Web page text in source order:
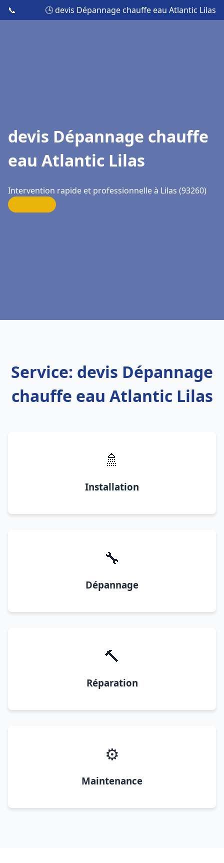
📞 🕒 devis Dépannage chauffe eau Atlantic Lilas
devis Dépannage chauffe
eau Atlantic Lilas
Intervention rapide et professionnelle à Lilas (93260)
Service: devis Dépannage
chauffe eau Atlantic Lilas
🚿
Installation
🔧
Dépannage
🔨
Réparation
⚙️
Maintenance